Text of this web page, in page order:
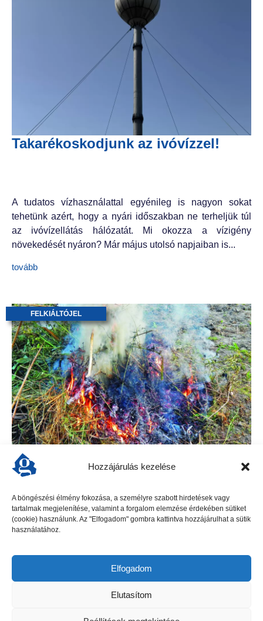
Hozzájárulás kezelése
A böngészési élmény fokozása, a személyre szabott hirdetések vagy
tartalmak megjelenítése, valamint a forgalom elemzése érdekében sütiket
(cookie) használunk. Az "Elfogadom" gombra kattintva hozzájárulhat a sütik
használatához.
Elfogadom
Elutasítom
Takarékoskodjunk az ivóvízzel!
A tudatos vízhasználattal egyénileg is nagyon sokat
tehetünk azért, hogy a nyári időszakban ne terheljük túl
az ivóvízellátás hálózatát. Mi okozza a vízigény
növekedését nyáron? Már május utolsó napjaiban is...
tovább
Gödöllőn tilos az égetés!
FELKIÁLTÓJEL
A tavasz beköszöntével Gödöllőn is megszaporodtak
azok a panaszok, amelyek a kertekben égetett
online felületeken komoly vita bontakozott ki arról, hogy